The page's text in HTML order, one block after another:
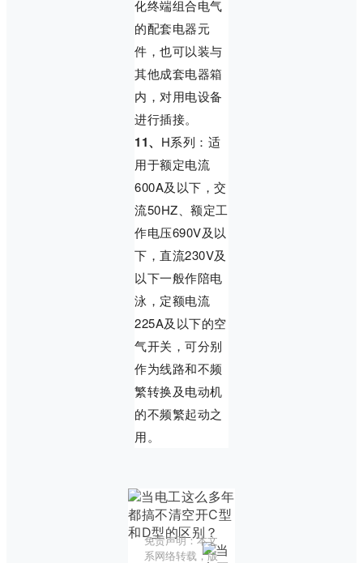
化终端组合电气
的配套电器元
件，也可以装与
其他成套电器箱
内，对用电设备
进行插接。
11、 H系列：适
用于额定电流
600A及以下，交
流50HZ、额定工
作电压690V及以
下，直流230V及
以下一般作陪电
泳，定额电流
225A及以下的空
气开关，可分别
作为线路和不频
繁转换及电动机
的不频繁起动之
用。
免责声明：本文
系网络转载，版